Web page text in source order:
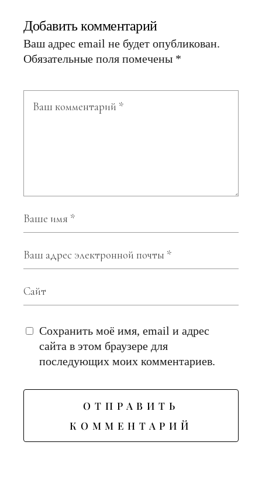
Добавить комментарий
Ваш адрес email не будет опубликован.
Обязательные поля помечены *
Сохранить моё имя, email и адрес
сайта в этом браузере для
последующих моих комментариев.
ОТПРАВИТЬ
КОММЕНТАРИЙ